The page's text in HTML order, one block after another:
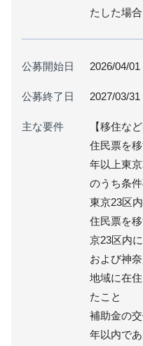
たした場合
公募開始日 2026/04/01
公募終了日 2027/03/31
主な要件
【移住な
住民票を
年以上東
のうち条
東京23区
住民票を
京23区内
および神
地域に在
たこと
補助金の
年以内で